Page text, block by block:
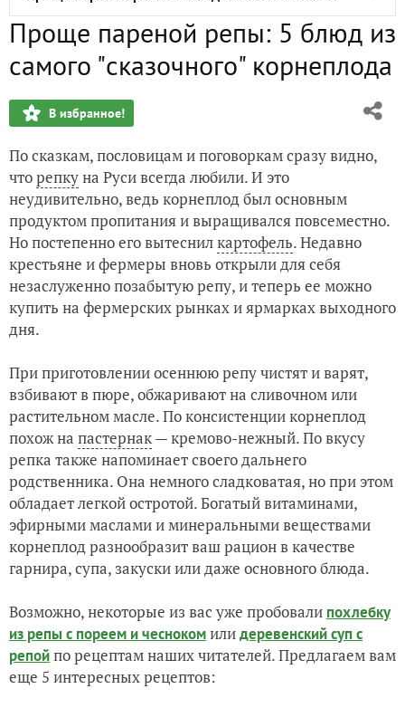
А цветочек-то — войлочный! Мастер-класс по валянию
Аюрведа на даче: как приготовить убтан
Естественный отбор: подворье в Нижней Баварии
Колючий малый, или 12 фактов о ежах
Оцените циннию: виды, сорта и идеи композиций
Накроем поляну, или Газонные цветочные смеси для
Полезные рецепты на основе дикорастущих трав
Проще пареной репы: 5 блюд из
самого "сказочного" корнеплода
В избранное!
По сказкам, пословицам и поговоркам сразу видно,
чторепкуна Руси всегда любили. И это
неудивительно, ведь корнеплод был основным
продуктом пропитания и выращивался повсеместно.
Но постепенно его вытеснилкартофель. Недавно
крестьяне и фермеры вновь открыли для себя
незаслуженно позабытую репу, и теперь ее можно
купить на фермерских рынках и ярмарках выходного
дня.
При приготовлении осеннюю репу чистят и варят,
взбивают в пюре, обжаривают на сливочном или
растительном масле. По консистенции корнеплод
похож на пастернак— кремово-нежный. По вкусу
репка также напоминает своего дальнего
родственника. Она немного сладковатая, но при этом
обладает легкой остротой. Богатый витаминами,
эфирными маслами и минеральными веществами
корнеплод разнообразит ваш рацион в качестве
гарнира, супа, закуски или даже основного блюда.
Возможно, некоторые из вас уже пробовали похлебку
из репы с пореем и чеснокомилидеревенский суп с
репойпо рецептам наших читателей. Предлагаем вам
еще 5 интересных рецептов: